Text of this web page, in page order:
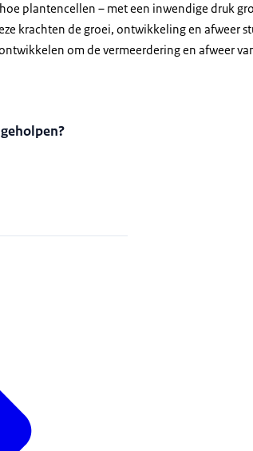
plantencellen – met een inwendige druk
krachten de groei, ontwikkeling en afweer
om de vermeerdering en afweer